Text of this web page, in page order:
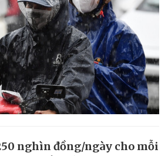
nghìn đồng/ngày cho mỗi